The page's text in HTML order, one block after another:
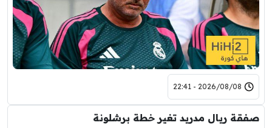
2026/08/08 - 22:41
صفقة ريال مدريد تغير خطة برشلونة